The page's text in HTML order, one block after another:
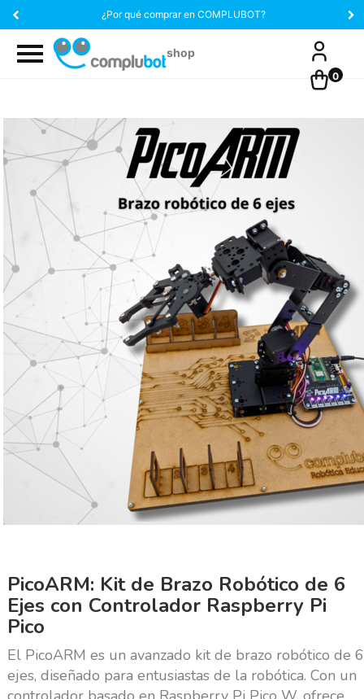
¿Por qué comprar en COMPLUBOT?
0
PicoARM: Kit de Brazo Robótico de 6
Ejes con Controlador Raspberry Pi
Pico
El PicoARM es un avanzado kit de brazo robótico de 6
ejes, diseñado para entusiastas de la robótica. Con un